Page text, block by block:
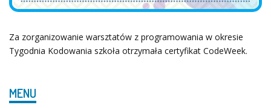
Za zorganizowanie warsztatów z programowania w okresie
Tygodnia Kodowania szkoła otrzymała certyfikat CodeWeek.
MENU